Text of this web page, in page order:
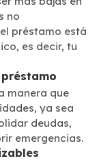
no
préstamo está
es decir, tu
manera que
ya sea
deudas,
emergencias.